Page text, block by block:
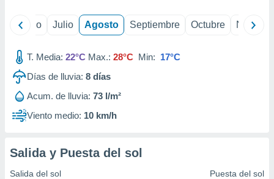
Junio Julio Agosto Septiembre Octubre
T. Media: 22°C Max.: 28°C Min: 17°C
Días de lluvia: 8 días
Acum. de lluvia: 73 l/m²
Viento medio: 10 km/h
Salida y Puesta del sol
Salida del sol Puesta del sol